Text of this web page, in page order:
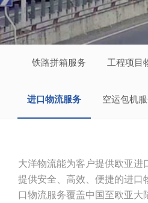
铁路拼箱服务 工程项目
进口物流服务 空运包机
大洋物流能为客户提供欧亚进
提供安全、高效、便捷的进口
口物流服务覆盖中国至欧亚大